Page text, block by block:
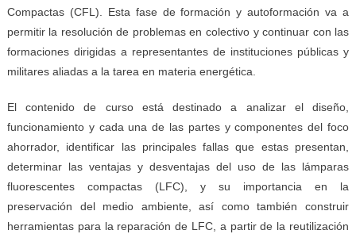
Compactas (CFL). Esta fase de formación y autoformación va a
permitir la resolución de problemas en colectivo y continuar con las
formaciones dirigidas a representantes de instituciones públicas y
militares aliadas a la tarea en materia energética.
El contenido de curso está destinado a analizar el diseño,
funcionamiento y cada una de las partes y componentes del foco
ahorrador, identificar las principales fallas que estas presentan,
determinar las ventajas y desventajas del uso de las lámparas
fluorescentes compactas (LFC), y su importancia en la
preservación del medio ambiente, así como también construir
herramientas para la reparación de LFC, a partir de la reutilización